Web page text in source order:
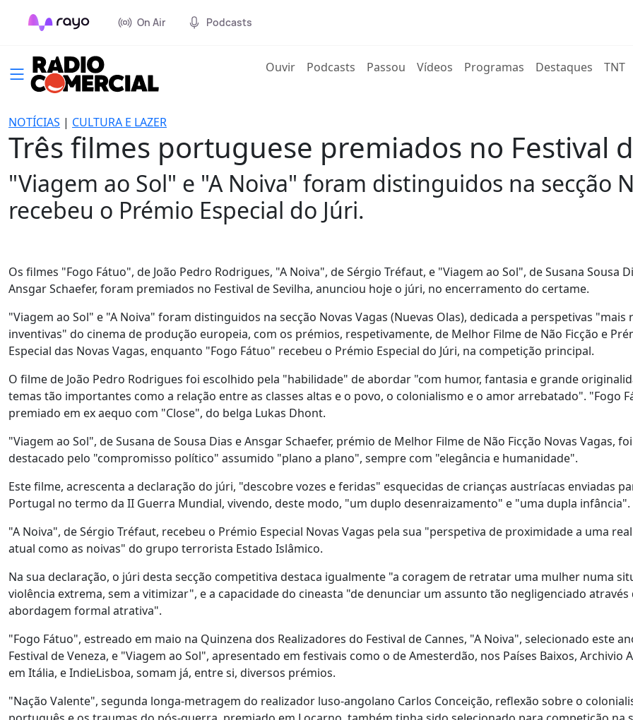
On Air Podcasts
Ouvir(current)
Podcasts Passou Vídeos Programas Destaques TNT
NOTÍCIAS | CULTURA E LAZER
Três filmes portuguese premiados no Festival
"Viagem ao Sol" e "A Noiva" foram distinguidos na secção
recebeu o Prémio Especial do Júri.
Os filmes "Fogo Fátuo", de João Pedro Rodrigues, "A Noiva", de Sérgio Tréfaut, e "Viagem ao Sol", de Susana Sousa
Ansgar Schaefer, foram premiados no Festival de Sevilha, anunciou hoje o júri, no encerramento do certame.
"Viagem ao Sol" e "A Noiva" foram distinguidos na secção Novas Vagas (Nuevas Olas), dedicada a perspetivas "mais
inventivas" do cinema de produção europeia, com os prémios, respetivamente, de Melhor Filme de Não Ficção e
Especial das Novas Vagas, enquanto "Fogo Fátuo" recebeu o Prémio Especial do Júri, na competição principal.
O filme de João Pedro Rodrigues foi escolhido pela "habilidade" de abordar "com humor, fantasia e grande
temas tão importantes como a relação entre as classes altas e o povo, o colonialismo e o amor arrebatado". "Fogo
premiado em ex aequo com "Close", do belga Lukas Dhont.
"Viagem ao Sol", de Susana de Sousa Dias e Ansgar Schaefer, prémio de Melhor Filme de Não Ficção Novas Vagas, foi
destacado pelo "compromisso político" assumido "plano a plano", sempre com "elegância e humanidade".
Este filme, acrescenta a declaração do júri, "descobre vozes e feridas" esquecidas de crianças austríacas enviadas
Portugal no termo da II Guerra Mundial, vivendo, deste modo, "um duplo desenraizamento" e "uma dupla infância".
"A Noiva", de Sérgio Tréfaut, recebeu o Prémio Especial Novas Vagas pela sua "perspetiva de proximidade a uma
atual como as noivas" do grupo terrorista Estado Islâmico.
Na sua declaração, o júri desta secção competitiva destaca igualmente "a coragem de retratar uma mulher numa
violência extrema, sem a vitimizar", e a capacidade do cineasta "de denunciar um assunto tão negligenciado através
abordagem formal atrativa".
"Fogo Fátuo", estreado em maio na Quinzena dos Realizadores do Festival de Cannes, "A Noiva", selecionado este
Festival de Veneza, e "Viagem ao Sol", apresentado em festivais como o de Amesterdão, nos Países Baixos, Archivio
em Itália, e IndieLisboa, somam já, entre si, diversos prémios.
"Nação Valente", segunda longa-metragem do realizador luso-angolano Carlos Conceição, reflexão sobre o